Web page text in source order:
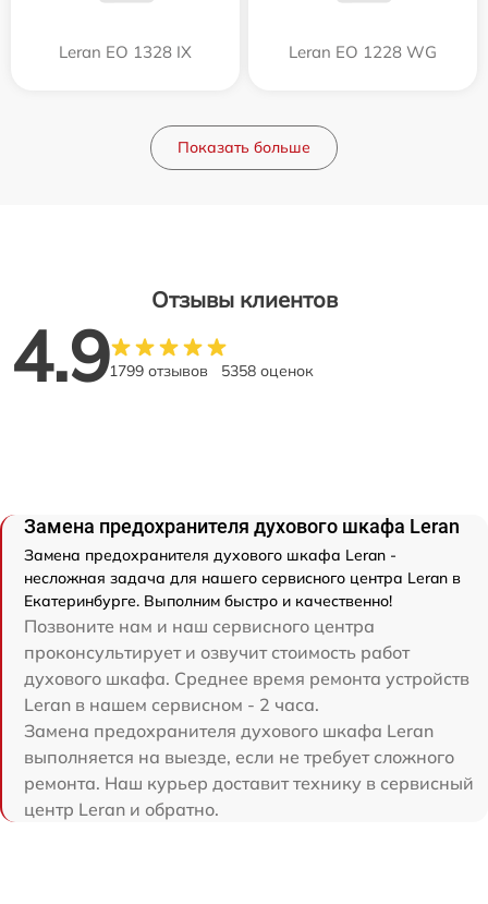
Leran EO 1328 IX Leran EO 1228 WG
Показать больше
Отзывы клиентов
4.91799 отзывов 5358 оценок
Замена предохранителя духового шкафа Leran
Замена предохранителя духового шкафа Leran -
несложная задача для нашего сервисного центра Leran в
Екатеринбурге. Выполним быстро и качественно!
Позвоните нам и наш сервисного центра
проконсультирует и озвучит стоимость работ
духового шкафа. Среднее время ремонта устройств
Leran в нашем сервисном - 2 часа.
Замена предохранителя духового шкафа Leran
выполняется на выезде, если не требует сложного
ремонта. Наш курьер доставит технику в сервисный
центр Leran и обратно.